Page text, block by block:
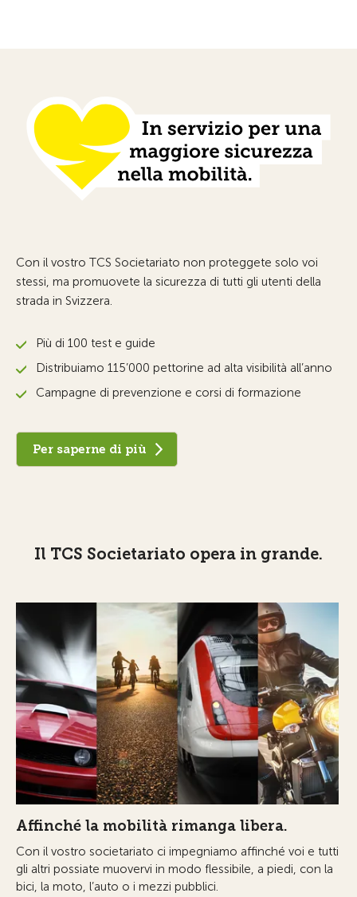
Con il vostro TCS Societariato non proteggete solo voi
stessi, ma promuovete la sicurezza di tutti gli utenti della
strada in Svizzera.
Più di 100 test e guide
Distribuiamo 115’000 pettorine ad alta visibilità all’anno
Campagne di prevenzione e corsi di formazione
Per saperne di più
Il TCS Societariato opera in grande.
Affinché la mobilità rimanga libera.
Con il vostro societariato ci impegniamo affinché voi e tutti
gli altri possiate muovervi in modo flessibile, a piedi, con la
bici, la moto, l’auto o i mezzi pubblici.